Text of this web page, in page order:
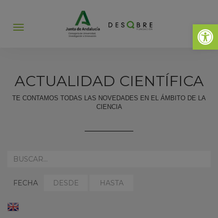
Abrir
Abrir
ACTUALIDAD CIENTÍFICA
TE CONTAMOS TODAS LAS NOVEDADES EN EL ÁMBITO DE LA
CIENCIA
REALIZA
AQUÍ
BÚSQUEDA:
FECHA
SELECCIONAR
FECHA
SELECCIONAR
FECHA
ENGLISH